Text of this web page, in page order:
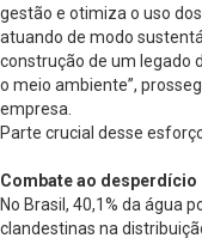
gestão e otimiza o uso
atuando de modo
construção de um legado
o meio ambiente”,
empresa.
Parte crucial desse
Combate ao desperdício
No Brasil, 40,1% da água
clandestinas na